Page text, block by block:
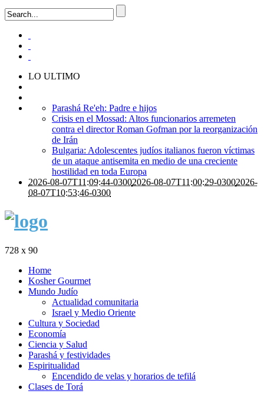
LO ULTIMO
Parashá Re'eh: Padre e hijos
Crisis en el Mossad: Altos funcionarios arremeten
contra el director Roman Gofman por la reorganización
de Irán
Bulgaria: Adolescentes judíos italianos fueron víctimas
de un ataque antisemita en medio de una creciente
hostilidad en toda Europa
2026-08-07T11:09:44-03002026-08-07T11:00:29-03002026-
08-07T10:53:46-0300
728 x 90
Home
Kosher Gourmet
Mundo Judío
Actualidad comunitaria
Israel y Medio Oriente
Cultura y Sociedad
Economía
Ciencia y Salud
Parashá y festividades
Espiritualidad
Encendido de velas y horarios de tefilá
Clases de Torá